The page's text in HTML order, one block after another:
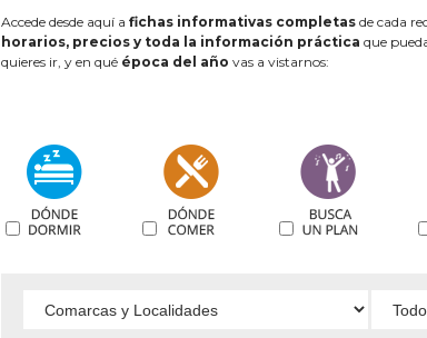
Accede desde aquí a fichas informativas completas de cada
horarios, precios y toda la información práctica que
quieres ir, y en qué época del año vas a vistarnos: